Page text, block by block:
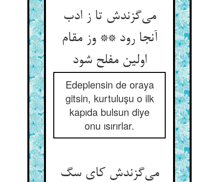
می‌گزندش تا ز ادب
آنجا رود ** وز مقام
اولین مفلح شود
Edeplensin de oraya
gitsin, kurtuluşu o ilk
kapıda bulsun diye
onu ısırırlar.
می‌گزندش کای سگ